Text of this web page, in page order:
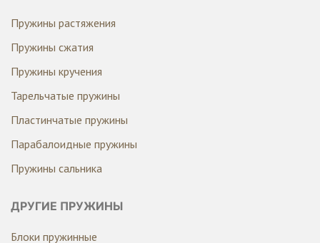
Пружины растяжения
Пружины сжатия
Пружины кручения
Тарельчатые пружины
Пластинчатые пружины
Парабалоидные пружины
Пружины сальника
ДРУГИЕ ПРУЖИНЫ
Блоки пружинные